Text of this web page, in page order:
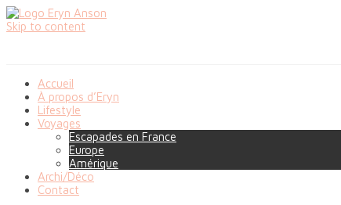
Skip to content
Accueil
À propos d’Eryn
Lifestyle
Voyages
Escapades en France
Europe
Amérique
Archi/Déco
Contact